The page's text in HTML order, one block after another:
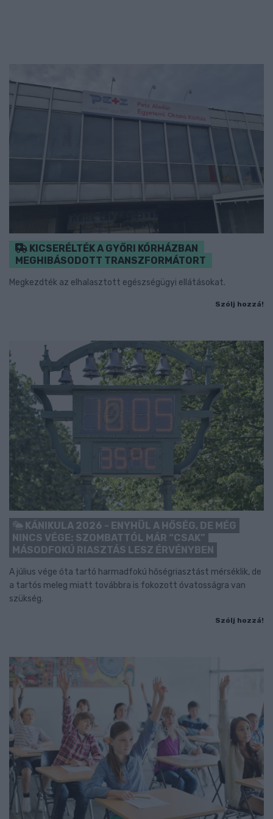
KICSERÉLTÉK A GYŐRI KÓRHÁZBAN
MEGHIBÁSODOTT TRANSZFORMÁTORT
Megkezdték az elhalasztott egészségügyi ellátásokat.
Szólj hozzá!
KÁNIKULA 2026 - ENYHÜL A HŐSÉG, DE MÉG
NINCS VÉGE: SZOMBATTÓL MÁR “CSAK”
MÁSODFOKÚ RIASZTÁS LESZ ÉRVÉNYBEN
A július vége óta tartó harmadfokú hőségriasztást mérséklik, de
a tartós meleg miatt továbbra is fokozott óvatosságra van
szükség.
Szólj hozzá!